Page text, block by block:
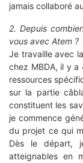
jamais collaboré
2. Depuis
vous avec Atem ?
Je travaille avec
chez MBDA, il y a
ressources
sur la partie
constituent les
je commence
du projet ce qui
Dès le départ,
atteignables en